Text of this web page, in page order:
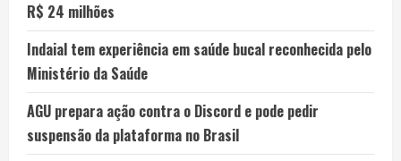
R$ 24 milhões
Indaial tem experiência em saúde bucal reconhecida pelo
Ministério da Saúde
AGU prepara ação contra o Discord e pode pedir
suspensão da plataforma no Brasil